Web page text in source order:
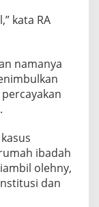
kata RA
namanya
ibadah
olehny,
dan